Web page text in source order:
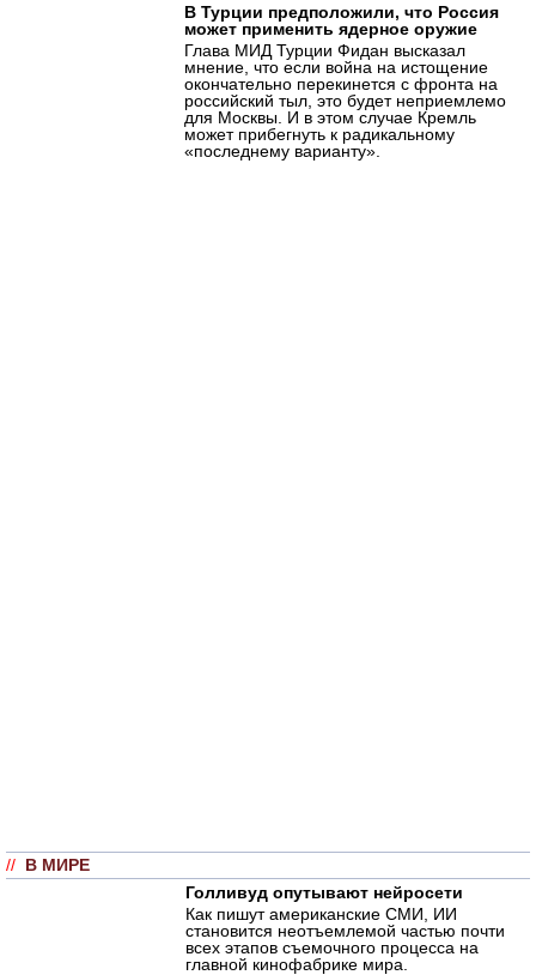
В Турции предположили, что Россия
может применить ядерное оружие
Глава МИД Турции Фидан высказал
мнение, что если война на истощение
окончательно перекинется с фронта на
российский тыл, это будет неприемлемо
для Москвы. И в этом случае Кремль
может прибегнуть к радикальному
«последнему варианту».
// В МИРЕ
Голливуд опутывают нейросети
Как пишут американские СМИ, ИИ
становится неотъемлемой частью почти
всех этапов съемочного процесса на
главной кинофабрике мира.